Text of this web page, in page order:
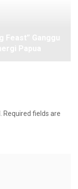
Required fields are